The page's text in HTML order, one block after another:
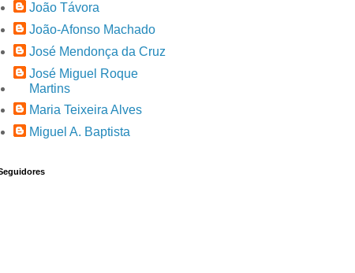
João Távora
João-Afonso Machado
José Mendonça da Cruz
José Miguel Roque
Martins
Maria Teixeira Alves
Miguel A. Baptista